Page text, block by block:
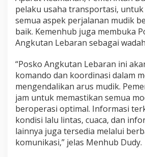
pelaku usaha transportasi,
semua aspek perjalanan mudik
baik. Kemenhub juga membuka
Angkutan Lebaran sebagai
“Posko Angkutan Lebaran ini
komando dan koordinasi dalam
mengendalikan arus mudik.
jam untuk memastikan semua
beroperasi optimal. Informasi
kondisi lalu lintas, cuaca, dan
lainnya juga tersedia melalui
komunikasi,” jelas Menhub Dudy.